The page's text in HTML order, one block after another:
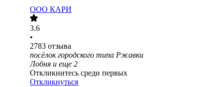
ООО КАРИ
3.6
•
2783 отзыва
посёлок городского типа Ржавки
Лобня и еще 2
Откликнитесь среди первых
Откликнуться